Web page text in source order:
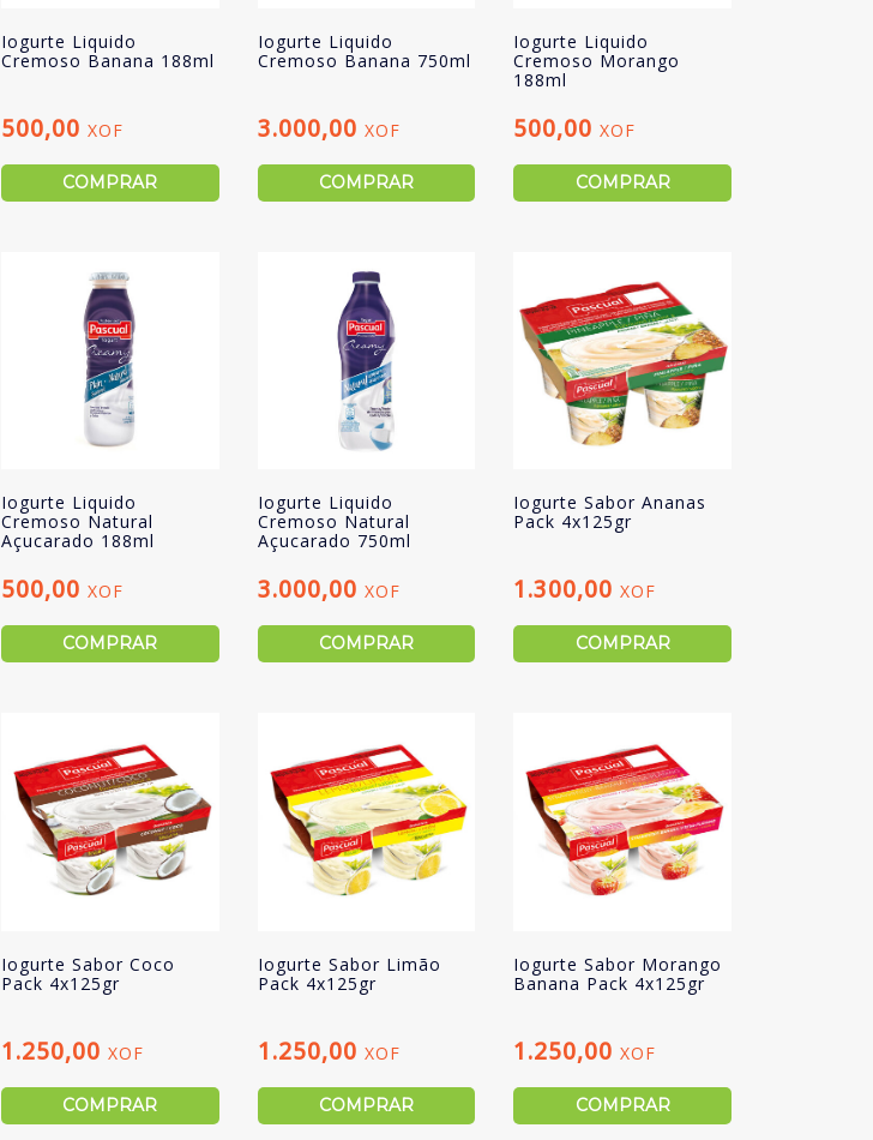
Iogurte Liquido
Cremoso Banana 188ml
500,00 XOF
COMPRAR
Iogurte Liquido
Cremoso Banana 750ml
3.000,00 XOF
COMPRAR
Iogurte Liquido
Cremoso Morango
188ml
500,00XOF
COMPRAR
Iogurte Liquido
Cremoso Natural
Açucarado 188ml
500,00 XOF
COMPRAR
Iogurte Liquido
Cremoso Natural
Açucarado 750ml
3.000,00 XOF
COMPRAR
Iogurte Sabor Ananas
Pack 4x125gr
1.300,00XOF
COMPRAR
Iogurte Sabor Coco
Pack 4x125gr
1.250,00 XOF
COMPRAR
Iogurte Sabor Limão
Pack 4x125gr
1.250,00 XOF
COMPRAR
Iogurte Sabor Morango
Banana Pack 4x125gr
1.250,00XOF
COMPRAR